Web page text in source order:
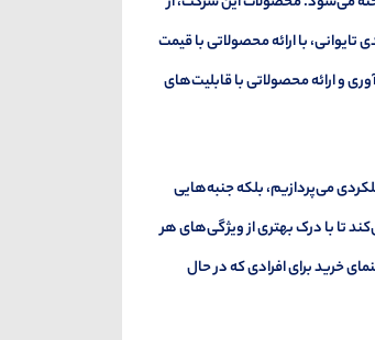
با ارائه محصولاتی با قیمت
و ارائه محصولاتی با قابلیت‌های
می‌پردازیم، بلکه جنبه‌هایی
تا با درک بهتری از ویژگی‌های هر
خرید برای افرادی که در حال